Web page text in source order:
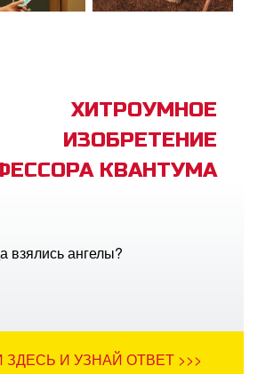
ХИТРОУМНОЕ
ИЗОБРЕТЕНИЕ
КВАНТУМА
взялись ангелы?
И УЗНАЙ ОТВЕТ >>>